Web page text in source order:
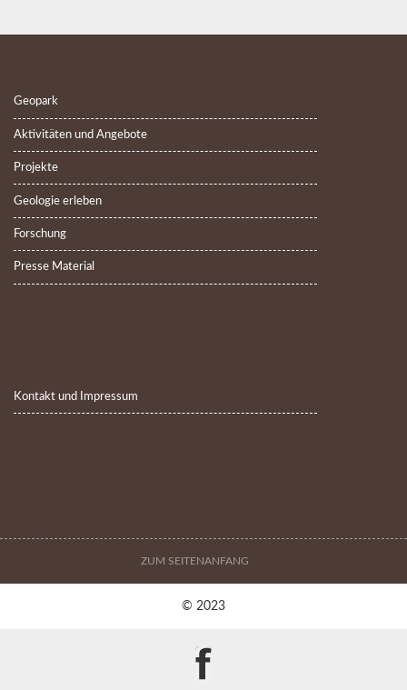
Geopark
Aktivitäten und Angebote
Projekte
Geologie erleben
Forschung
Presse Material
Kontakt und Impressum
ZUM SEITENANFANG
© 2023